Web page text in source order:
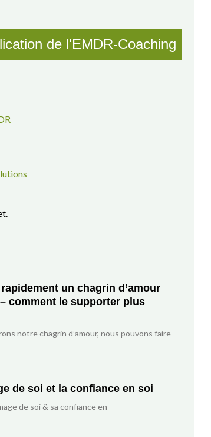
de l'EMDR-Coaching
un chagrin d’amour
– comment le supporter plus
notre chagrin d’amour, nous pouvons faire
de soi et la confiance en soi
de soi & sa confiance en